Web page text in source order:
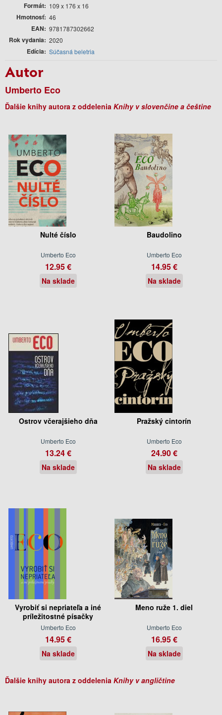
Formát 109 x 176 x 16
Hmotnosť 46
EAN 9781787302662
Rok vydania 2020
Edícia Súčasná beletria
Autor
Umberto Eco
Ďalšie knihy autora z oddelenia Knihy v slovenčine a češtine
Nulté číslo
Umberto Eco
12.95 €
Na sklade
Baudolino
Umberto Eco
14.95 €
Na sklade
Ostrov včerajšieho dňa
Umberto Eco
13.24 €
Na sklade
Pražský cintorín
Umberto Eco
24.90 €
Na sklade
Vyrobiť si nepriateľa a iné
príležitostné písačky
Umberto Eco
14.95 €
Na sklade
Meno ruže 1. diel
Umberto Eco
16.95 €
Na sklade
Ďalšie knihy autora z oddelenia Knihy v angličtine